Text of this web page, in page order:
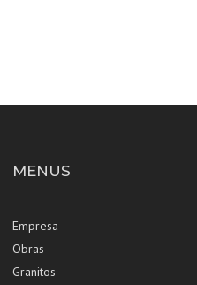
MENUS
Empresa
Obras
Granitos